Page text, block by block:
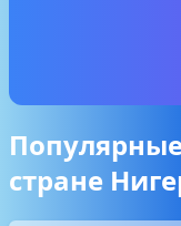
стране